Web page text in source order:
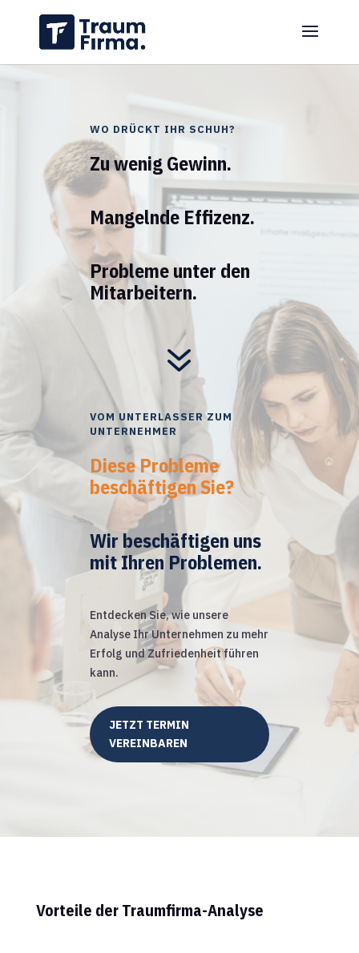
WO DRÜCKT IHR SCHUH?
Zu wenig Gewinn.
Mangelnde Effizenz.
Probleme unter den
Mitarbeitern.
7
VOM UNTERLASSER ZUM
UNTERNEHMER
Diese Probleme
beschäftigen Sie?
Wir beschäftigen uns
mit Ihren Problemen.
Entdecken Sie, wie unsere
Analyse Ihr Unternehmen zu mehr
Erfolg und Zufriedenheit führen
kann.
JETZT TERMIN
VEREINBAREN
Vorteile der Traumfirma-Analyse